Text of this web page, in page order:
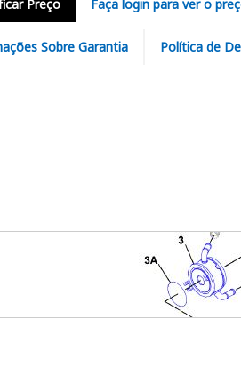
Preço Faça login para ver o
Sobre Garantia Política de